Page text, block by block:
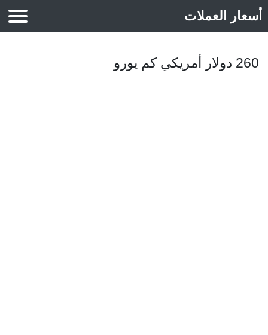
أسعار العملات
260 دولار أمريكي كم يورو